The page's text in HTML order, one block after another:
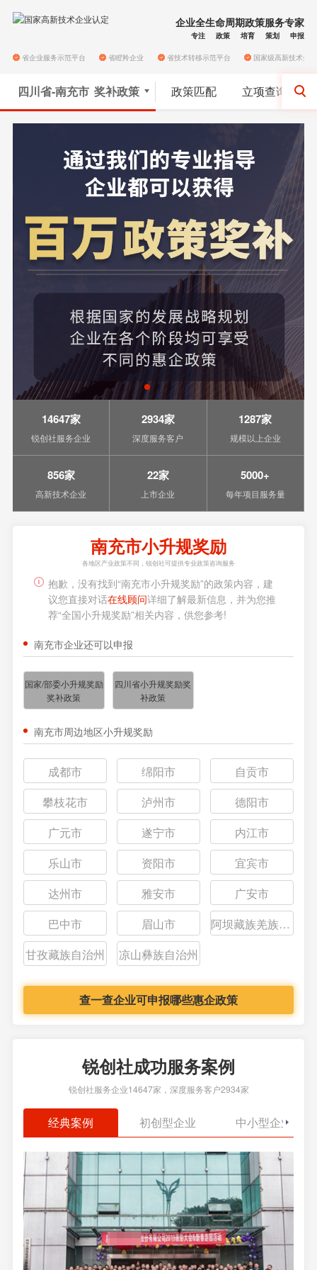
企业全生命周期政策服务专家
专注 政策 培育 策划 申报
省企业服务示范平台 省瞪羚企业 省技术转移示范平台 国家级高新技术企业
四川省-南充市 奖补政策 政策匹配 立项查询
14647家
锐创社服务企业
2934家
深度服务客户
1287家
规模以上企业
856家
高新技术企业
22家
上市企业
5000+
每年项目服务量
南充市小升规奖励
各地区产业政策不同，锐创社可提供专业政策咨询服务
抱歉，没有找到“南充市小升规奖励”的政策内容，建
议您直接对话在线顾问详细了解最新信息，并为您推
荐“全国小升规奖励”相关内容，供您参考!
南充市企业还可以申报
国家/部委小升规奖励
奖补政策
四川省小升规奖励奖
补政策
南充市周边地区小升规奖励
成都市 绵阳市
自贡市
攀枝花市
泸州市
德阳市
广元市
遂宁市
内江市
乐山市
资阳市
宜宾市
达州市
雅安市
广安市
巴中市
眉山市
阿坝藏族羌族自治州
甘孜藏族自治州
凉山彝族自治州
查一查企业可申报哪些惠企政策
锐创社成功服务案例
锐创社服务企业14647家，深度服务客户2934家
经典案例 初创型企业 中小型企业